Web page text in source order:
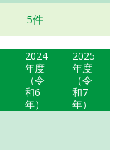
5件
2024
年度
（令
和6
年）
2025
年度
（令
和7
年）